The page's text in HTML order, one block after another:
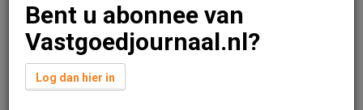
Bent u abonnee van
Vastgoedjournaal.nl?
Log dan hier in